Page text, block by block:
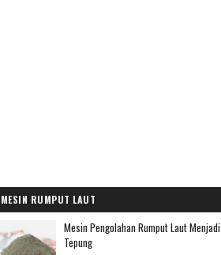
MESIN RUMPUT LAUT
Mesin Pengolahan Rumput Laut Menjadi
Tepung